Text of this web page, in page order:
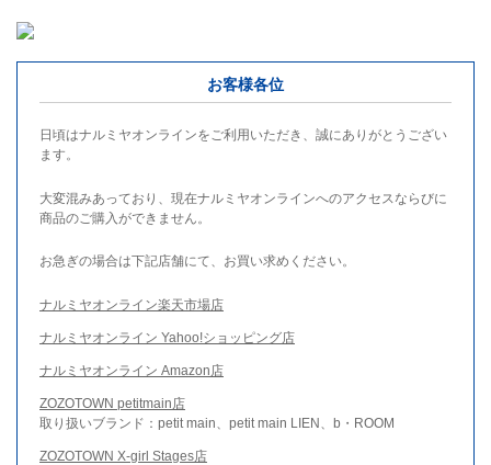
お客様各位
日頃はナルミヤオンラインをご利用いただき、誠にありがとうござい
ます。
大変混みあっており、現在ナルミヤオンラインへのアクセスならびに
商品のご購入ができません。
お急ぎの場合は下記店舗にて、お買い求めください。
ナルミヤオンライン楽天市場店
ナルミヤオンライン Yahoo!ショッピング店
ナルミヤオンライン Amazon店
ZOZOTOWN petitmain店
取り扱いブランド：petit main、petit main LIEN、b・ROOM
ZOZOTOWN X-girl Stages店